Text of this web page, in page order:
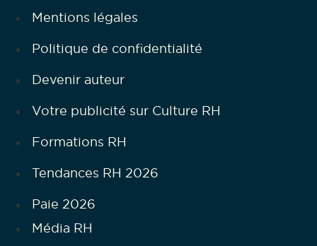
Mentions légales
Politique de confidentialité
Devenir auteur
Votre publicité sur Culture RH
Formations RH
Tendances RH 2026
Paie 2026
Média RH